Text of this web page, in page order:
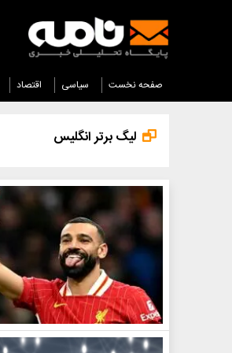
صفحه نخست سیاسی اقتصاد
لیگ برتر انگلیس